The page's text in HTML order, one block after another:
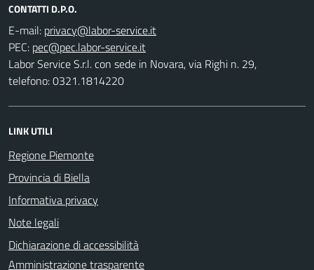
CONTATTI D.P.O.
E-mail:
PEC:
Labor Service S.r.l. con sede in Novara, via Righi n. 29,
telefono: 0321.1814220
LINK UTILI
Regione Piemonte
Provincia di Biella
Informativa privacy
Note legali
Dichiarazione di accessibilità
Amministrazione trasparente